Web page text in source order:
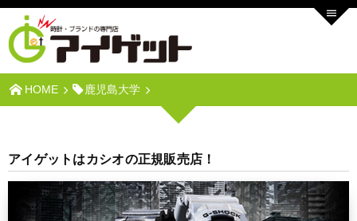
HOME 鹿児島大学
アイゲットはカシオの正規販売店！